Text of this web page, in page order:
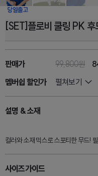
[SET]플로비 쿨링 PK
판매가 99,800원
멤버쉽 할인가
펼쳐보기
설명 & 소재
컬러와 소재 믹스로 스포티한 무드!
사이즈가이드